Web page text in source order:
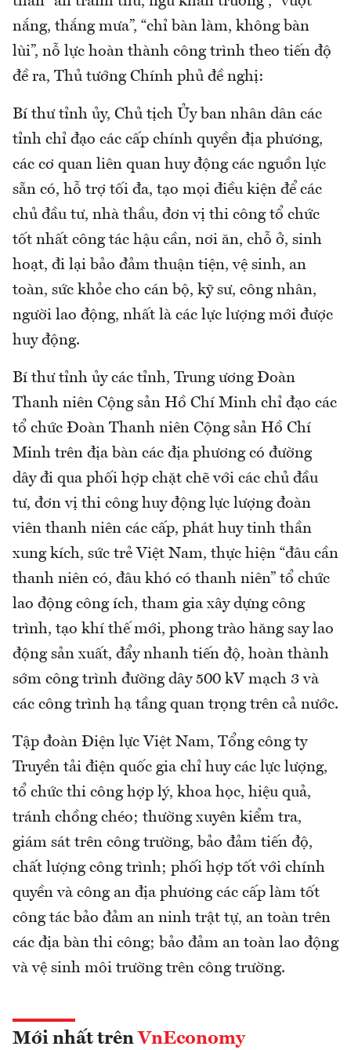
nắng, thắng mưa”, “chỉ bàn làm, không bàn
lùi”, nỗ lực hoàn thành công trình theo tiến độ
đề ra, Thủ tướng Chính phủ đề nghị:
Bí thư tỉnh ủy, Chủ tịch Ủy ban nhân dân các
tỉnh chỉ đạo các cấp chính quyền địa phương,
các cơ quan liên quan huy động các nguồn lực
sẵn có, hỗ trợ tối đa, tạo mọi điều kiện để các
chủ đầu tư, nhà thầu, đơn vị thi công tổ chức
tốt nhất công tác hậu cần, nơi ăn, chỗ ở, sinh
hoạt, đi lại bảo đảm thuận tiện, vệ sinh, an
toàn, sức khỏe cho cán bộ, kỹ sư, công nhân,
người lao động, nhất là các lực lượng mới được
huy động.
Bí thư tỉnh ủy các tỉnh, Trung ương Đoàn
Thanh niên Cộng sản Hồ Chí Minh chỉ đạo các
tổ chức Đoàn Thanh niên Cộng sản Hồ Chí
Minh trên địa bàn các địa phương có đường
dây đi qua phối hợp chặt chẽ với các chủ đầu
tư, đơn vị thi công huy động lực lượng đoàn
viên thanh niên các cấp, phát huy tinh thần
xung kích, sức trẻ Việt Nam, thực hiện “đâu cần
thanh niên có, đâu khó có thanh niên” tổ chức
lao động công ích, tham gia xây dựng công
trình, tạo khí thế mới, phong trào hăng say lao
động sản xuất, đẩy nhanh tiến độ, hoàn thành
sớm công trình đường dây 500 kV mạch 3 và
các công trình hạ tầng quan trọng trên cả nước.
Tập đoàn Điện lực Việt Nam, Tổng công ty
Truyền tải điện quốc gia chỉ huy các lực lượng,
tổ chức thi công hợp lý, khoa học, hiệu quả,
tránh chồng chéo; thường xuyên kiểm tra,
giám sát trên công trường, bảo đảm tiến độ,
chất lượng công trình; phối hợp tốt với chính
quyền và công an địa phương các cấp làm tốt
công tác bảo đảm an ninh trật tự, an toàn trên
các địa bàn thi công; bảo đảm an toàn lao động
và vệ sinh môi trường trên công trường.
Mới nhất trên VnEconomy